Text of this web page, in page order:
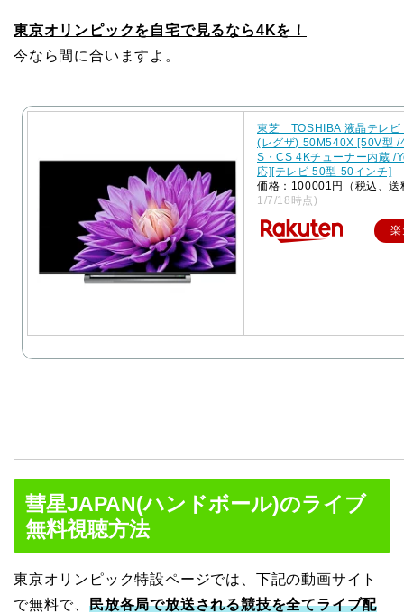
東京オリンピックを自宅で見るなら4Kを！
今なら間に合いますよ。
東芝 TOSHIBA 液晶テレビ
(レグザ) 50M540X [50V型 /
S・CS 4Kチューナー内蔵 /
応][テレビ 50型 50インチ]
価格：100001円（税込、
1/7/18時点)
彗星JAPAN(ハンドボール)のライブ
無料視聴方法
東京オリンピック特設ページでは、下記の動画サイト
で無料で、 民放各局で放送される競技を全てライブ配